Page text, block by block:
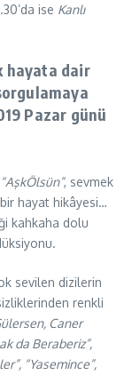
ise Kanlı
hayata dair
Pazar günü
“AşkÖlsün”, sevmek
hayat hikâyesi…
kahkaha dolu
sevilen dizilerin
renkli
Caner
da Beraberiz”,
“Yasemince”,